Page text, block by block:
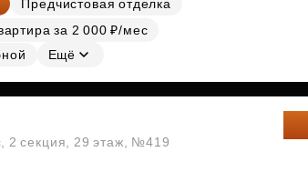
Предчистовая отделка
за 2 000 ₽/мес
Ещё
2 секция, 29 этаж, №419